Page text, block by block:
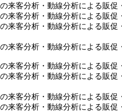
客分析・動線分析による販
来客分析・動線分析による販
来客分析・動線分析による販
来客分析・動線分析による販
客分析・動線分析による販促
来客分析・動線分析による販
来客分析・動線分析による販
来客分析・動線分析による販